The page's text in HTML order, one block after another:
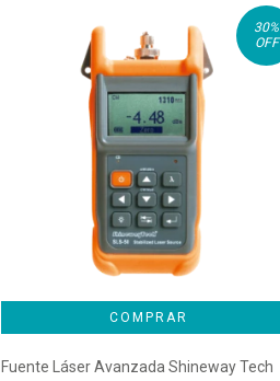
30%
OFF
Fuente Láser Avanzada Shineway Tech